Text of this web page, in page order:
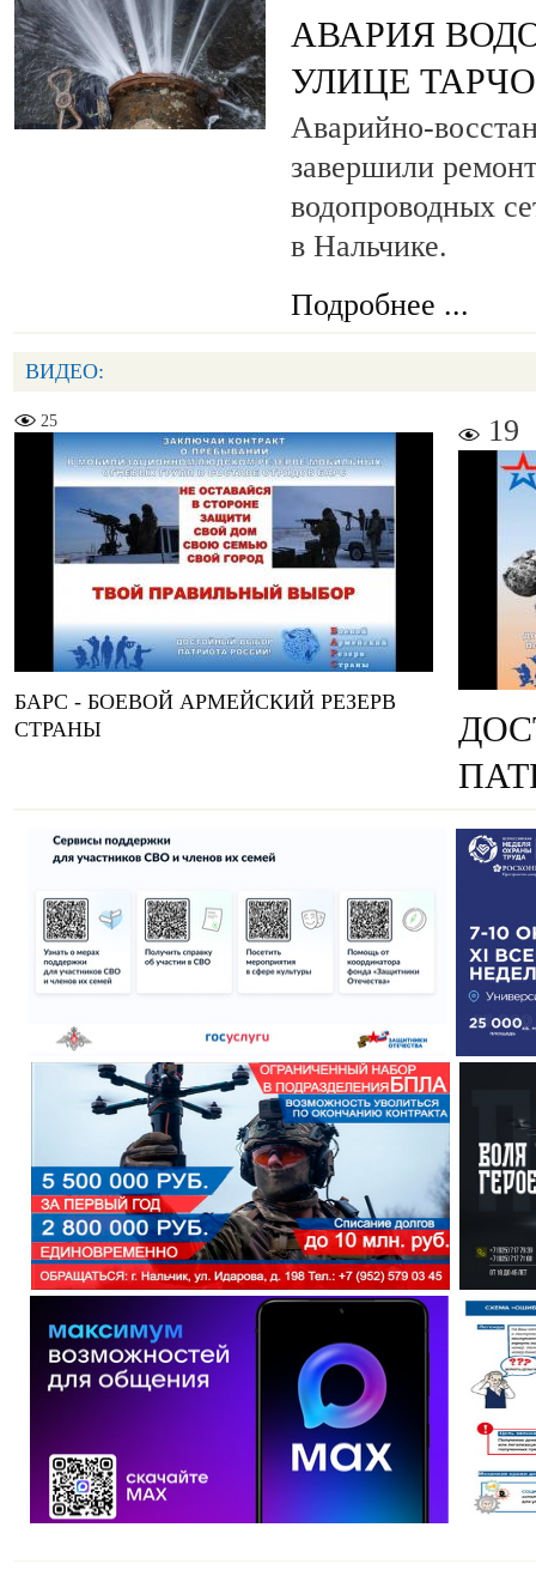
АВАРИЯ
УЛИЦЕ
Аварийно-
завершили
водопроводных
в Нальчике.
Подробнее ...
ВИДЕО:
25
БАРС - БОЕВОЙ АРМЕЙСКИЙ РЕЗЕРВ
СТРАНЫ
19